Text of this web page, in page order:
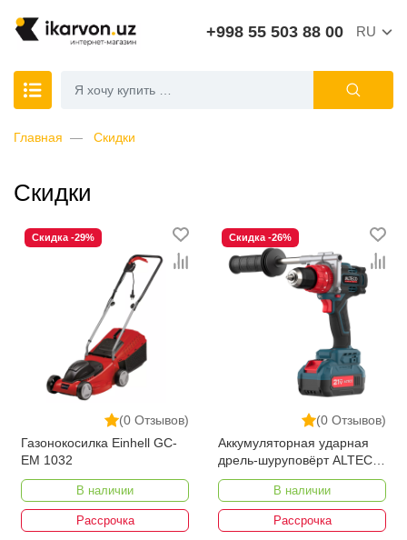
+998 55 503 88 00 RU
Главная Скидки
Скидки
(0 Отзывов)
Скидка -29%
Газонокосилка Einhell GC-
EM 1032
В наличии
Рассрочка
(0 Отзывов)
Скидка -26%
Аккумуляторная ударная
дрель-шуруповёрт ALTECO
CID 21-150 BL
В наличии
Рассрочка